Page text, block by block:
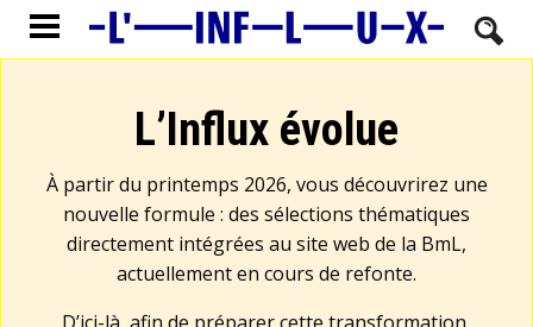
L’Influx évolue
À partir du printemps 2026, vous découvrirez une
nouvelle formule : des sélections thématiques
directement intégrées au site web de la BmL,
actuellement en cours de refonte.